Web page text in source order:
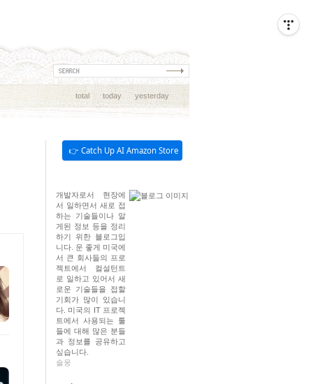
total today yesterday
👉 Catch Up AI Amazon Store
개발자로서 현장에
서 일하면서 새로 접
하는 기술들이나 알
게된 정보 등을 정리
하기 위한 블로그입
니다. 운 좋게 미국에
서 큰 회사들의 프로
젝트에서 컬설턴트
로 일하고 있어서 새
로운 기술들을 접할
기회가 많이 있습니
다. 미국의 IT 프로젝
트에서 사용되는 툴
들에 대해 많은 분들
과 정보를 공유하고
싶습니다.
솔웅